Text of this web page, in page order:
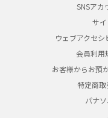
SNSアカ
サ
ウェブアクセ
会員利用
お客様からお預
特定商
パナ